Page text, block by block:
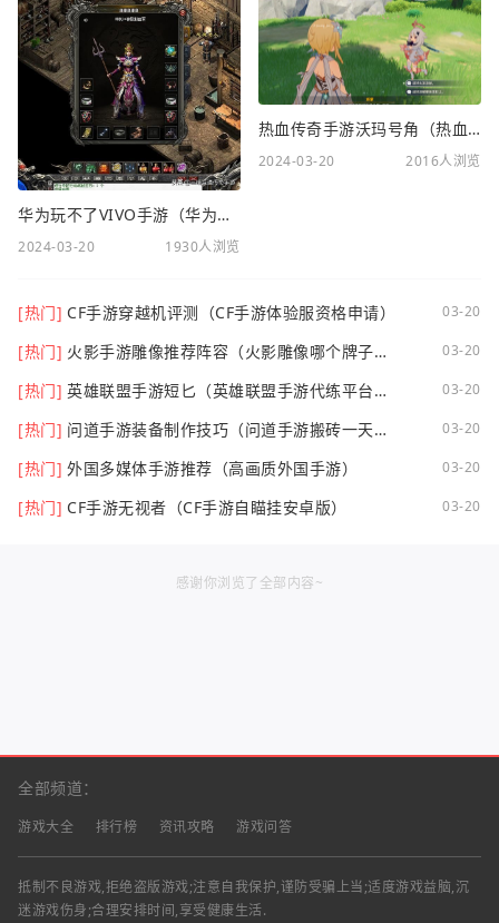
华为玩不了VIVO手游（华为玩不了VIVO手游怎么办）
2024-03-20 1930人浏览
热血传奇手游沃玛号角（热血传奇沃玛装备隐藏属性）
2024-03-20 2016人浏览
[热门] CF手游穿越机评测（CF手游体验服资格申请） 03-20
[热门] 火影手游雕像推荐阵容（火影雕像哪个牌子
03-20
[热门] 英雄联盟手游短匕（英雄联盟手游代练平台哪
03-20
[热门] 问道手游装备制作技巧（问道手游搬砖一天可
03-20
[热门] 外国多媒体手游推荐（高画质外国手游） 03-20
[热门] CF手游无视者（CF手游自瞄挂安卓版） 03-20
感谢你浏览了全部内容~
全部频道：
游戏大全 排行榜 资讯攻略 游戏问答
抵制不良游戏,拒绝盗版游戏;注意自我保护,谨防受骗上当;适度游戏益脑,沉
迷游戏伤身;合理安排时间,享受健康生活.